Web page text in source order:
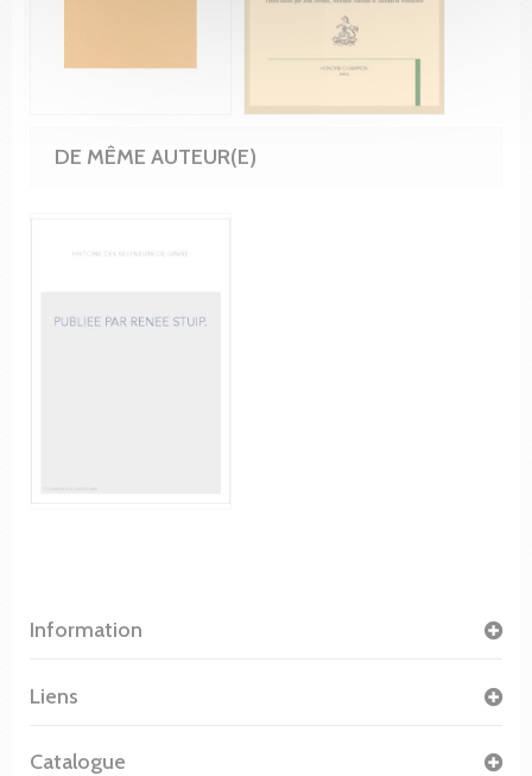
DE MÊME AUTEUR(E)
Information
Liens
Catalogue